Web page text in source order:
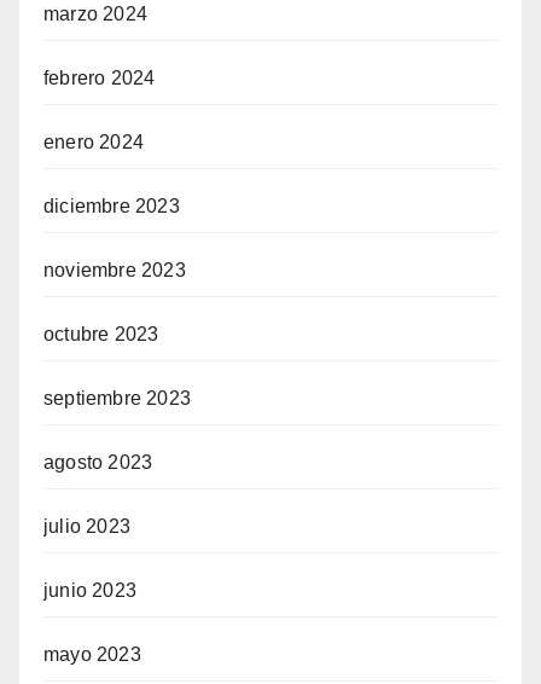
marzo 2024
febrero 2024
enero 2024
diciembre 2023
noviembre 2023
octubre 2023
septiembre 2023
agosto 2023
julio 2023
junio 2023
mayo 2023